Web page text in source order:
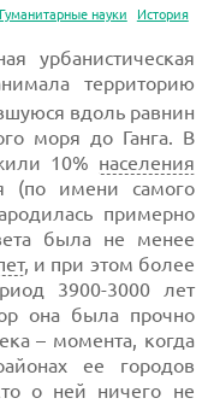
Гуманитарные науки История
урбанистическая
территорию
вдоль равнин
моря до Ганга. В
10% населения
(по имени самого
примерно
была не менее
, и при этом более
3900-3000 лет
она была прочно
– момента, когда
ее городов
о ней ничего не